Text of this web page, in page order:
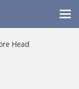
Head